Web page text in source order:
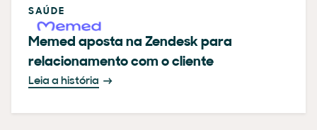
SAÚDE
Memed aposta na Zendesk para
relacionamento com o cliente
Leia a história